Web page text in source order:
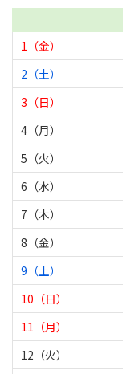
1（金）
2（土）
3（日）
4（月）
5（火）
6（水）
7（木）
8（金）
9（土）
10（日）
11（月）
12（火）